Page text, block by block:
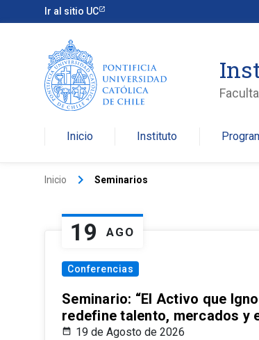
Ir al sitio UC
Inicio Instituto
Inicio keyboard_arrow_right Seminarios
19 AGO
Conferencias
Seminario: “El Activo que
redefine talento, mercados y
19 de Agosto de 2026